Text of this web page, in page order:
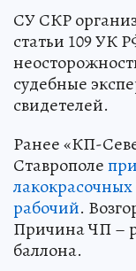
СУ СКР
статьи 109 УК
судебные
свидетелей.
Ранее «КП-
Ставрополе
рабочий.
Причина ЧП –
баллона.